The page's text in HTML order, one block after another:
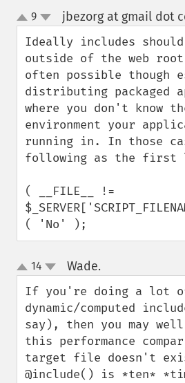
up
down
9 jbezorg at gmail dot
Ideally includes
outside of the web
often possible though
distributing packaged
where you don't know
environment your
running in. In those
following as the first
( __FILE__ !=
( 'No' );
up
down
14 Wade.
If you're doing a lot
dynamic/computed
say), then you may
this performance
target file doesn't
@include() is *ten*